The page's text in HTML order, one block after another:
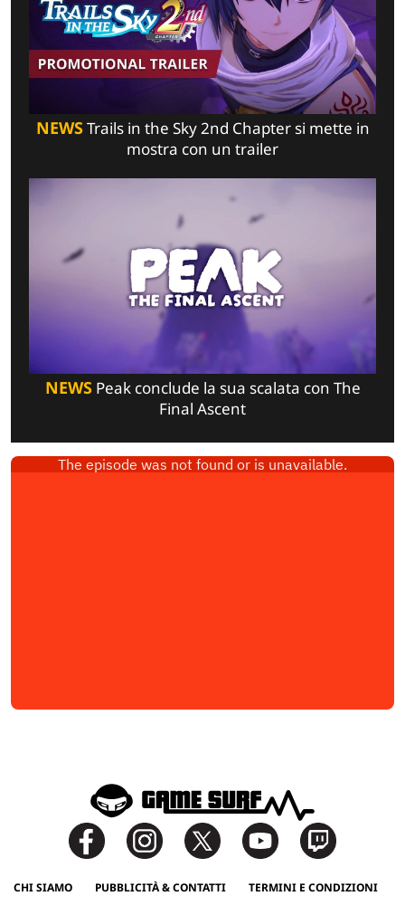
NEWSTrails in the Sky 2nd Chapter si mette in
mostra con un trailer
NEWSPeak conclude la sua scalata con The
Final Ascent
CHI SIAMO PUBBLICITÀ & CONTATTI TERMINI E CONDIZIONI